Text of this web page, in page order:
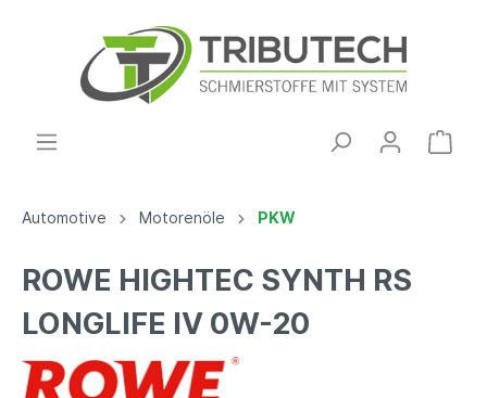
Automotive Motorenöle PKW
ROWE HIGHTEC SYNTH RS
LONGLIFE IV 0W-20